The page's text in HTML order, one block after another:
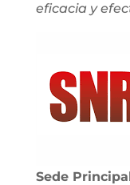
eficacia y
Sede